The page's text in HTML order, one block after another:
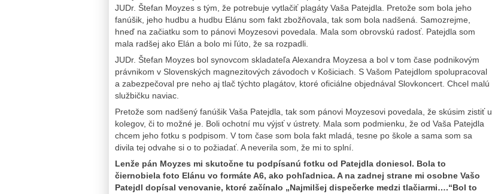
JUDr. Štefan Moyzes s tým, že potrebuje vytlačiť plagáty Vaša Patejdla. Pretože som bola jeho
fanúšik, jeho hudbu a hudbu Elánu som fakt zbožňovala, tak som bola nadšená. Samozrejme,
hneď na začiatku som to pánovi Moyzesovi povedala. Mala som obrovskú radosť. Patejdla som
mala radšej ako Elán a bolo mi ľúto, že sa rozpadli.
JUDr. Štefan Moyzes bol synovcom skladateľa Alexandra Moyzesa a bol v tom čase podnikovým
právnikom v Slovenských magnezitových závodoch v Košiciach. S Vašom Patejdlom spolupracoval
a zabezpečoval pre neho aj tlač týchto plagátov, ktoré oficiálne objednával Slovkoncert. Chcel malú
službičku naviac.
Pretože som nadšený fanúšik Vaša Patejdla, tak som pánovi Moyzesovi povedala, že skúsim zistiť u
kolegov, či to možné je. Boli ochotní mu výjsť v ústrety. Mala som podmienku, že od Vaša Patejdla
chcem jeho fotku s podpisom. V tom čase som bola fakt mladá, tesne po škole a sama som sa
divila tej odvahe si o to požiadať. A neverila som, že mi to splní.
Lenže pán Moyzes mi skutočne tu podpísanú fotku od Patejdla doniesol. Bola to
čiernobiela foto Elánu vo formáte A6, ako pohľadnica. A na zadnej strane mi osobne Vašo
Patejdl dopísal venovanie, ktoré začínalo „Najmilšej dispečerke medzi tlačiarmi….“Bol to